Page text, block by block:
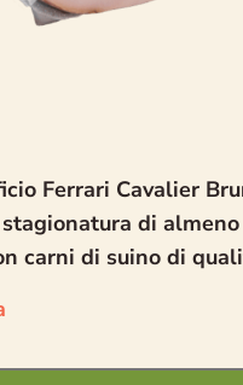
Ferrari Cavalier
di
carni di suino di